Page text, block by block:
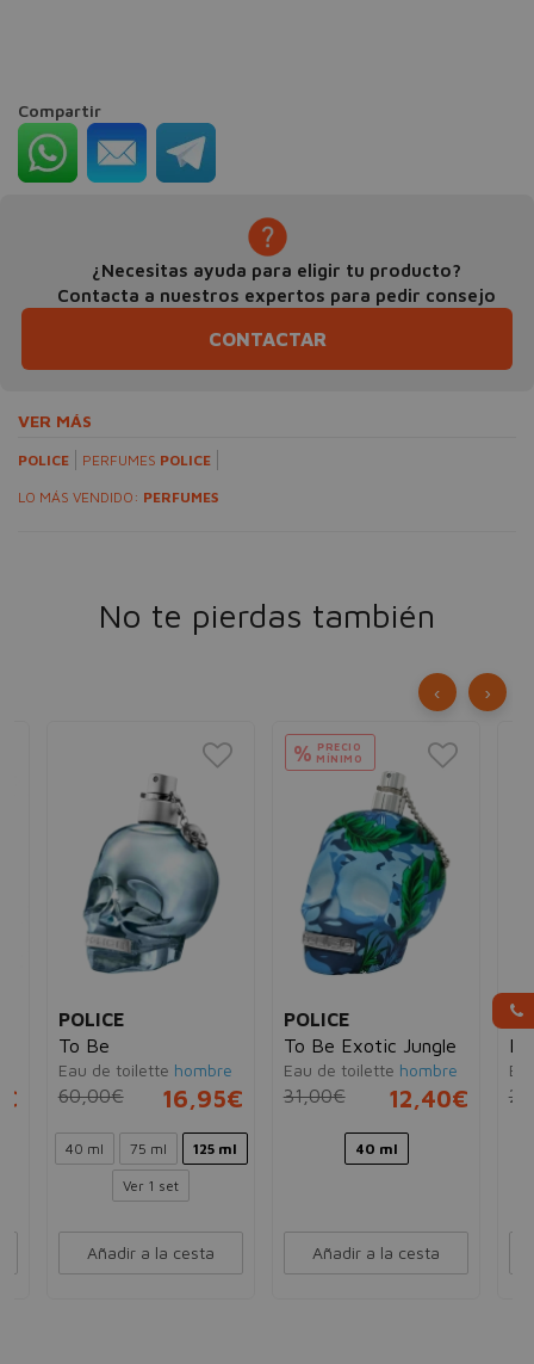
Compartir
¿Necesitas ayuda para eligir tu producto?
Contacta a nuestros expertos para pedir consejo
CONTACTAR
VER MÁS
POLICE PERFUMES POLICE
LO MÁS VENDIDO: PERFUMES
No te pierdas también
POLICE
To Be
Eau de toilette hombre
60,00€ 16,95€
40 ml 75 ml 125 ml
Ver 1 set
Añadir a la cesta
% PRECIO
MÍNIMO
POLICE
To Be Exotic Jungle
Eau de toilette hombre
31,00€ 12,40€
40 ml
Añadir a la cesta
‹ ›